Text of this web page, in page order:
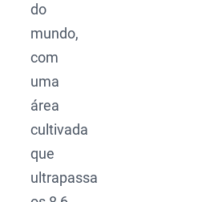
do
mundo,
com
uma
área
cultivada
que
ultrapassa